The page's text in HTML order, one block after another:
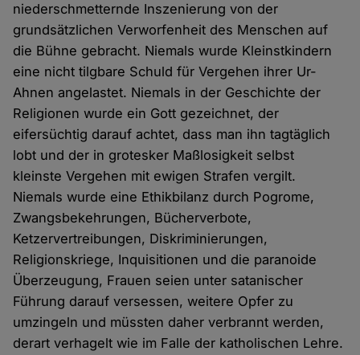
niederschmetternde Inszenierung von der
grundsätzlichen Verworfenheit des Menschen auf
die Bühne gebracht. Niemals wurde Kleinstkindern
eine nicht tilgbare Schuld für Vergehen ihrer Ur-
Ahnen angelastet. Niemals in der Geschichte der
Religionen wurde ein Gott gezeichnet, der
eifersüchtig darauf achtet, dass man ihn tagtäglich
lobt und der in grotesker Maßlosigkeit selbst
kleinste Vergehen mit ewigen Strafen vergilt.
Niemals wurde eine Ethikbilanz durch Pogrome,
Zwangsbekehrungen, Bücherverbote,
Ketzervertreibungen, Diskriminierungen,
Religionskriege, Inquisitionen und die paranoide
Überzeugung, Frauen seien unter satanischer
Führung darauf versessen, weitere Opfer zu
umzingeln und müssten daher verbrannt werden,
derart verhagelt wie im Falle der katholischen Lehre.